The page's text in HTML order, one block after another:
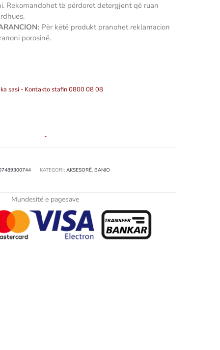
Rekomandohet të përdoret detergjent që ruan
Për këtë produkt pranohet reklamacion
porosinë.
sasi - Kontakto stafin 0800 08 08
-
KATEGORI: AKSESORË, BANJO
Mundesitë e pagesave